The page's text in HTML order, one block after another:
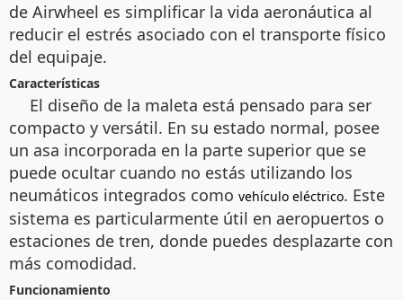
de Airwheel es simplificar la vida aeronáutica al
reducir el estrés asociado con el transporte físico
del equipaje.
Características
El diseño de la maleta está pensado para ser
compacto y versátil. En su estado normal, posee
un asa incorporada en la parte superior que se
puede ocultar cuando no estás utilizando los
neumáticos integrados como vehículo eléctrico. Este
sistema es particularmente útil en aeropuertos o
estaciones de tren, donde puedes desplazarte con
más comodidad.
Funcionamiento